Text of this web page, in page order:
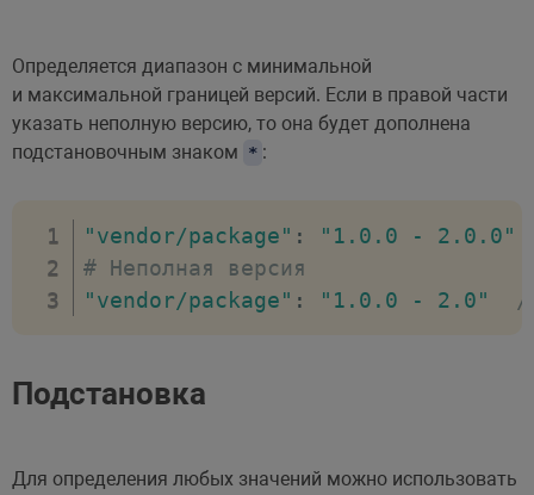
Определяется диапазон с минимальной
и максимальной границей версий. Если в правой части
указать неполную версию, то она будет дополнена
подстановочным знаком
* :
"vendor/package" : "1.0.0 - 2.0.0"
# Неполная версия
"vendor/package" : "1.0.0 - 2.0"
Подстановка
Для определения любых значений можно использовать